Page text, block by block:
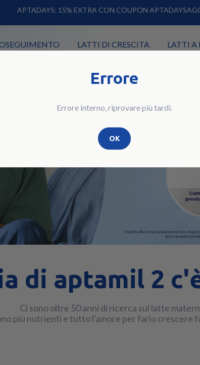
di aptamil 2
Ci sono oltre 50 anni di ricerca sul latte
più nutrienti e tutto l'amore per farlo crescere
Errore
Errore interno, riprovare più tardi.
OK
APTADAYS: 15% EXTRA CON COUPON
LATTI DI CRESCITA LATTI A